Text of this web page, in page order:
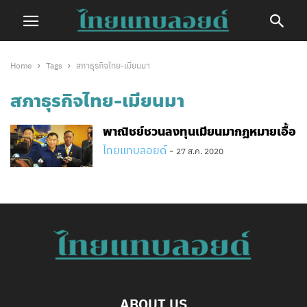
Home Tags สภาธุรกิจไทย-เมียนมา
สภาธุรกิจไทย-เมียนมา
พาณิชย์ชวนลงทุนเมียนมากฎหมายเอื้อ
ไทยแทบลอยด์ - 27 ส.ค. 2020